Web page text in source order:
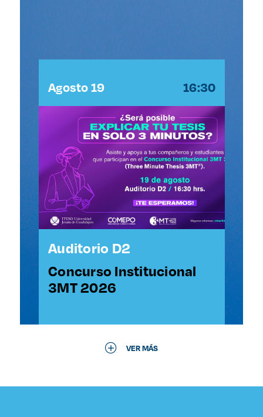
Agosto 19 16:30
Auditorio D2
Concurso Institucional
3MT 2026
VER MÁS